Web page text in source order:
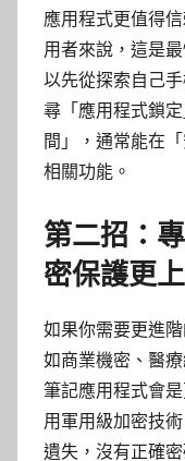
應用程式更值得
用者來說，這是
以先從探索自己
尋「應用程式鎖
間」，通常能在
相關功能。
第二招：
密保護更
如果你需要更進
如商業機密、醫
筆記應用程式會
用軍用級加密技
遺失，沒有正確